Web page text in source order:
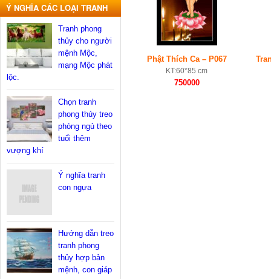
Phật Thích Ca – P067
KT:60*85 cm
750000
Ý NGHĨA CÁC LOẠI TRANH
Tranh phong
thủy cho người
mệnh Mộc,
mạng Mộc phát
lộc.
Chọn tranh
phong thủy treo
phòng ngủ theo
tuổi thêm
vượng khí
Ý nghĩa tranh
con ngựa
Hướng dẫn treo
tranh phong
thủy hợp bản
mệnh, con giáp